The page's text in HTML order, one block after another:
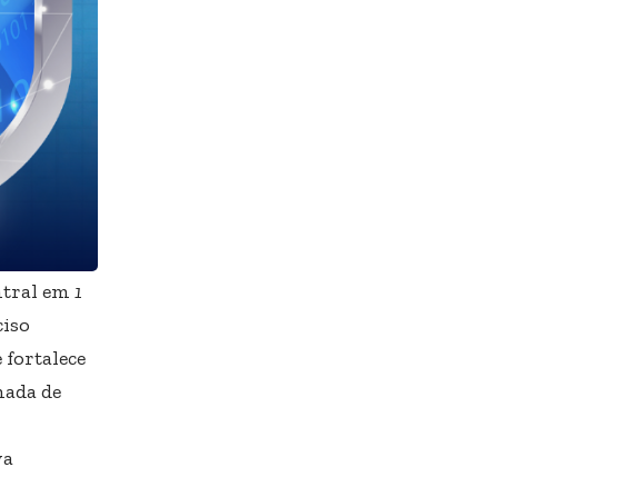
em 1
fortalece
de